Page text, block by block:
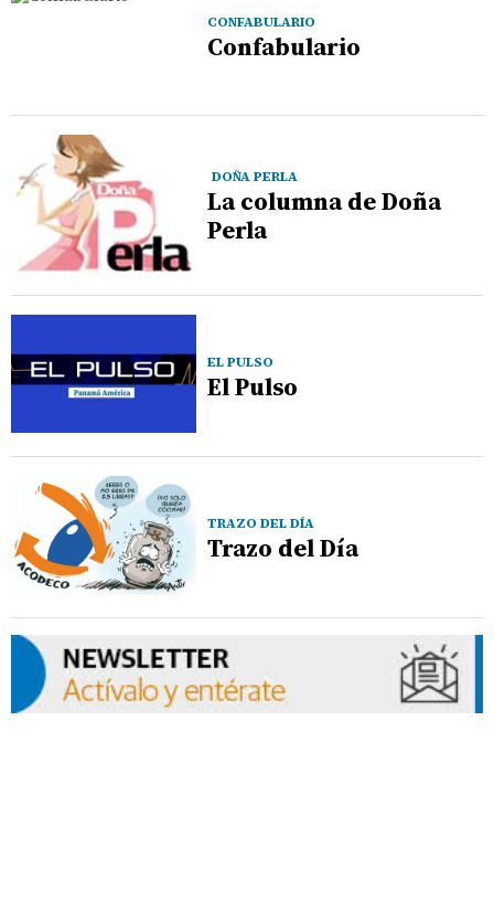
CONFABULARIO
Confabulario
DOÑA PERLA
La columna de Doña
Perla
EL PULSO
El Pulso
TRAZO DEL DÍA
Trazo del Día